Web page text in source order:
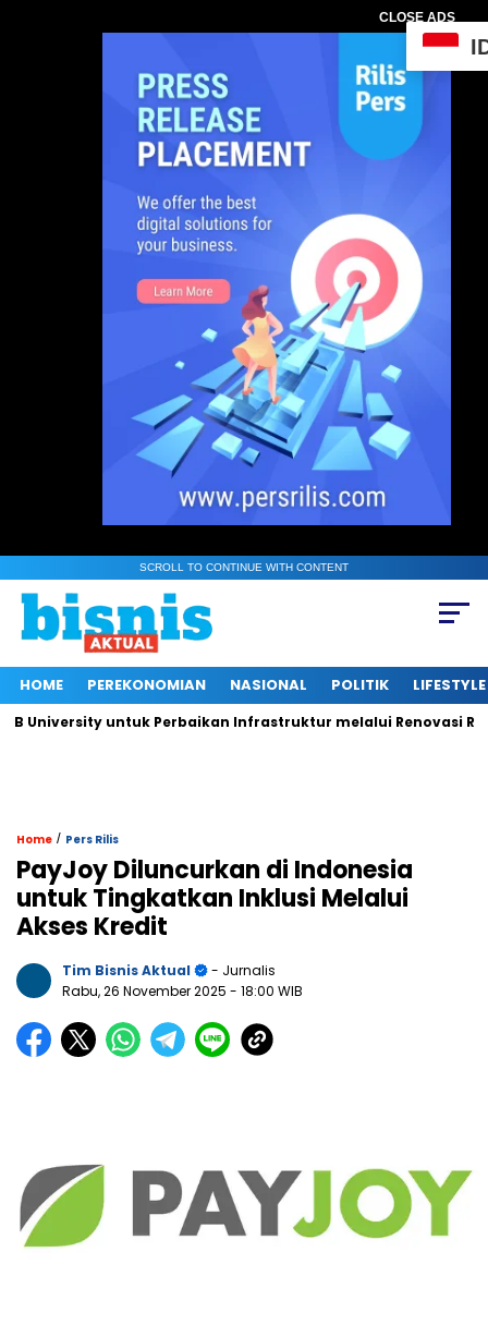
CLOSE ADS
SCROLL TO CONTINUE WITH CONTENT
HOME PEREKONOMIAN NASIONAL POLITIK LIFESTYLE
untuk Perbaikan Infrastruktur melalui Renovasi
Home / Pers Rilis
PayJoy Diluncurkan di Indonesia
untuk Tingkatkan Inklusi Melalui
Akses Kredit
Tim Bisnis Aktual
- Jurnalis
Rabu, 26 November 2025 - 18:00 WIB